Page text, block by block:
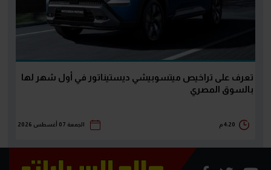
تعرف على تراخيص ميتسوبيشي ديستيناتور في أول شهر لها
بالسوق المصري
4:20 م الجمعة 07 أغسطس 2026